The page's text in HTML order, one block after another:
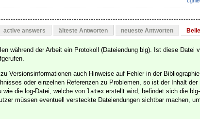
active answers älteste Antworten neueste Antworten
während der Arbeit ein Protokoll (Dateiendung blg). Ist diese Datei
Versionsinformationen auch Hinweise auf Fehler in der
oder einzelnen Referenzen zu Problemen, so ist der Inhalt der
wie die log-Datei, welche von latex erstellt wird, befindet sich die
müssen eventuell versteckte Dateiendungen sichtbar machen,